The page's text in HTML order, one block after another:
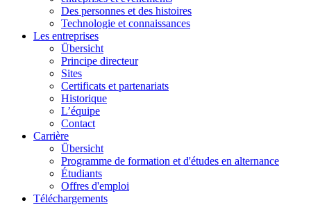
Des personnes et des histoires
Technologie et connaissances
Les entreprises
Übersicht
Principe directeur
Sites
Certificats et partenariats
Historique
L’équipe
Contact
Carrière
Übersicht
Programme de formation et d'études en alternance
Étudiants
Offres d'emploi
Téléchargements